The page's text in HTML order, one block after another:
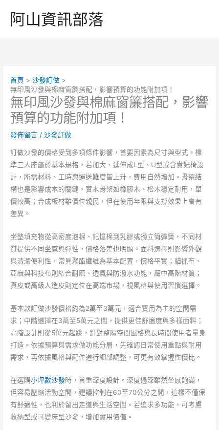
阿山資訊部落
首頁
沙發訂做
無印風沙發與棉麻窗簾搭配，影響預算的功能附加項！
無印風沙發與棉麻窗簾搭配，影響
預算的功能附加項！
發佈留言 /沙發訂做
訂做沙發的價格受到多項條件影響，首要因素為尺寸與型式。標
準三人座屬於基本規格，若加大、延伸成L型、U型或含貴妃椅設
計，所需材料、工時與運送難度皆上升，費用自然增加。骨架結
構也是影響成本的關鍵，實木骨架如橡膠木、松木穩定耐用，單
價較高；合成板材雖價位親民，但在使用年限與支撐效果上會有
差異。
坐墊填充物從高密度泡棉、記憶棉到乳膠或獨立筒彈簧，不同材
質提供不同坐感與彈性，價格落差也明顯。面料選擇則影響外觀
與清潔便利性，常見聚酯纖維為基本配置，價格平實；貓抓布、
亞麻與科技布則結合耐磨、透氣與防潑水功能，屬中高階材質；
真皮或高級人造皮則定位在高端市場，視風格與使用習慣選擇。
基本款訂做沙發價格約為2萬至3萬元，適合實用為主的空間需
求；中階選擇在3萬至5萬元之間，提供更佳舒適度與多樣面料；
高階設計則從5萬元起跳，針對整體空間風格與長時間使用者量身
打造。依據預算與需求做功能分層，先確認日常使用重點與耐用
需求，再依據風格與配件進行細部調整，可更有效掌握性價比。
在選購小坪數沙發時，首重深度設計。深度過深雖然坐感飽滿，
但容易壓縮活動空間，建議控制在60至70公分之間，這樣不僅保
有舒適性，也利於留出走道與生活空間。若追求多功能，可考慮
收納型或可變床型沙發，增加實用價值。